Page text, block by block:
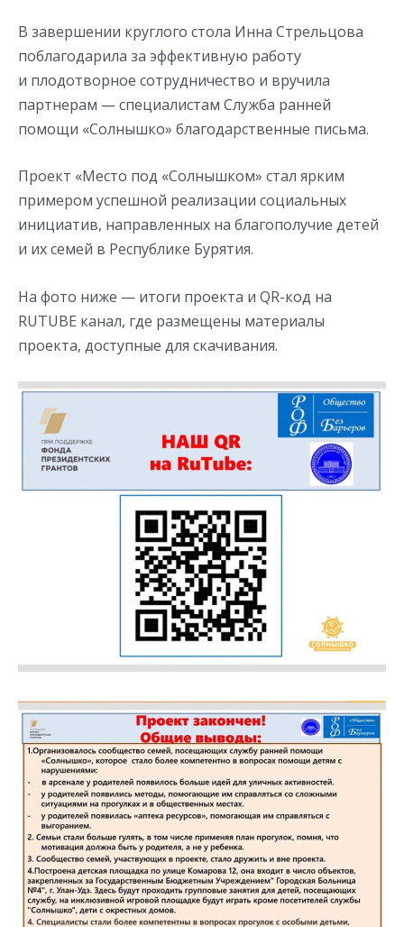
В завершении круглого стола Инна Стрельцова
поблагодарила за эффективную работу
и плодотворное сотрудничество и вручила
партнерам — специалистам Служба ранней
помощи «Солнышко» благодарственные письма.
Проект «Место под «Солнышком» стал ярким
примером успешной реализации социальных
инициатив, направленных на благополучие детей
и их семей в Республике Бурятия.
На фото ниже — итоги проекта и QR-код на
RUTUBE канал, где размещены материалы
проекта, доступные для скачивания.